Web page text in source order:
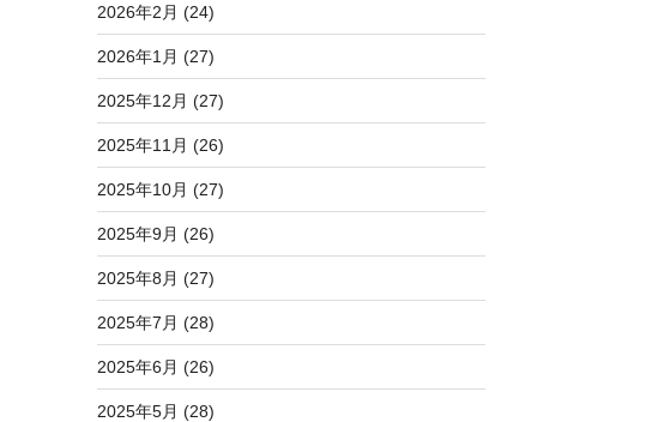
2026年2月 (24)
2026年1月 (27)
2025年12月 (27)
2025年11月 (26)
2025年10月 (27)
2025年9月 (26)
2025年8月 (27)
2025年7月 (28)
2025年6月 (26)
2025年5月 (28)